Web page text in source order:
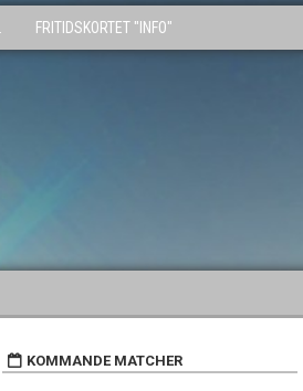
FRITIDSKORTET "INFO"
KOMMANDE MATCHER